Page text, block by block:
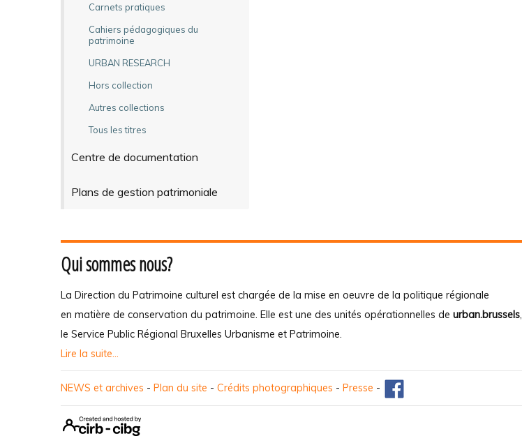
Carnets pratiques
Cahiers pédagogiques du
patrimoine
URBAN RESEARCH
Hors collection
Autres collections
Tous les titres
Centre de documentation
Plans de gestion patrimoniale
Qui sommes nous?
La Direction du Patrimoine culturel est chargée de la mise en oeuvre de la politique régionale
en matière de conservation du patrimoine. Elle est une des unités opérationnelles de urban.brussels,
le Service Public Régional Bruxelles Urbanisme et Patrimoine.
Lire la suite...
NEWS et archives - Plan du site - Crédits photographiques - Presse -